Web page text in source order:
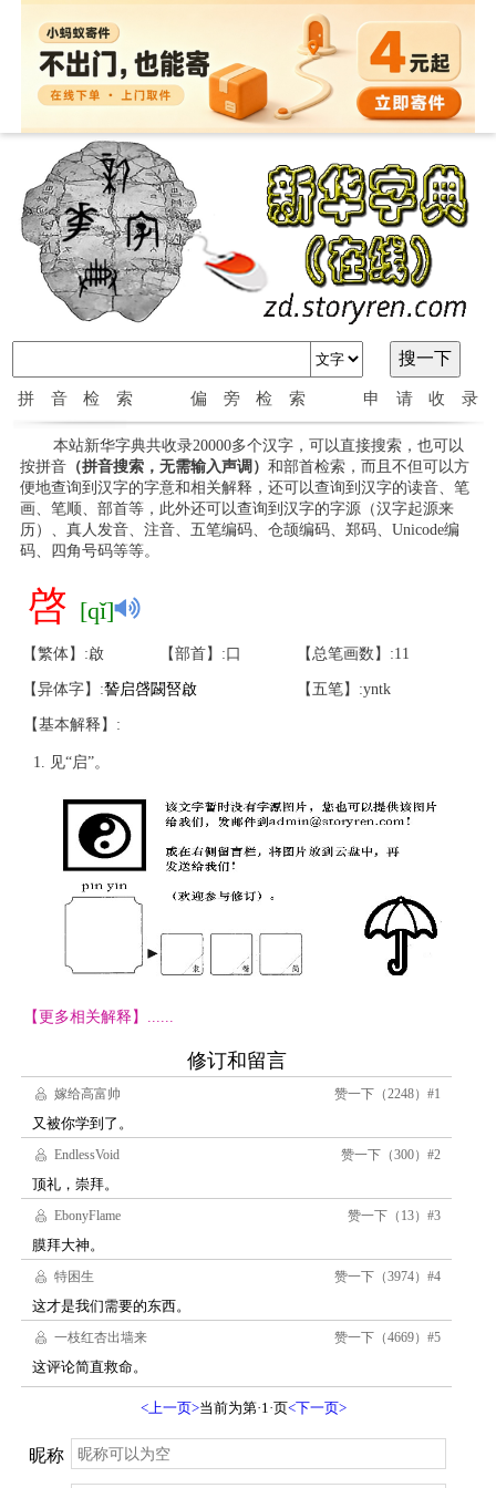
拼音检索 偏旁检索 申请收录
本站新华字典共收录20000多个汉字，可以直接搜索，也可以
按拼音（拼音搜索，无需输入声调） 和部首检索，而且不但可以方
便地查询到汉字的字意和相关解释，还可以查询到汉字的读音、笔
画、笔顺、部首等，此外还可以查询到汉字的字源（汉字起源来
历）、真人发音、注音、五笔编码、仓颉编码、郑码、Unicode编
码、四角号码等等。
啓 [qǐ]
【繁体】:啟 【部首】:口 【总笔画数】:11
【异体字】:諬启啔闙唘啟 【五笔】:yntk
【基本解释】:
见“启”。
【更多相关解释】......